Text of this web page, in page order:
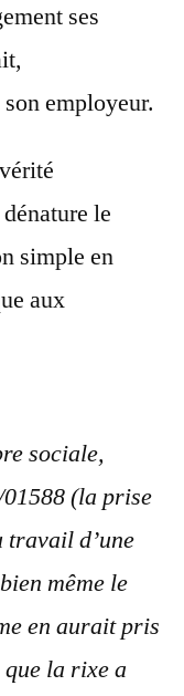
ses
employeur.
le
simple en
aux
sociale,
(la prise
travail d’une
même le
en aurait pris
la rixe a